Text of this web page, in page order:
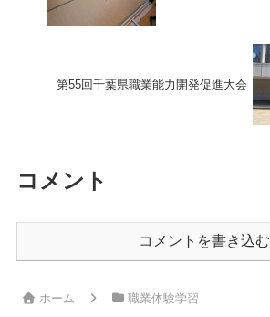
第55回千葉県職業能力開発促進大会
コメント
コメントを書き込む
ホーム 職業体験学習